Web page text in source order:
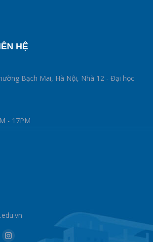
HỆ
Bạch Mai, Hà Nội, Nhà 12 - Đại học
- 17PM